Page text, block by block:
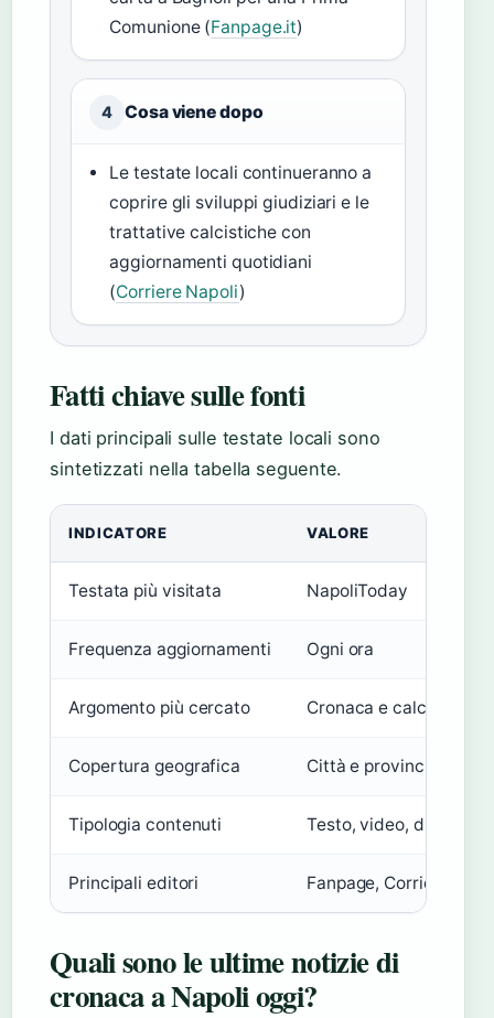
Comunione (Fanpage.it)
4 Cosa viene dopo
Le testate locali continueranno a
coprire gli sviluppi giudiziari e le
trattative calcistiche con
aggiornamenti quotidiani
(Corriere Napoli)
Fatti chiave sulle fonti
I dati principali sulle testate locali sono
sintetizzati nella tabella seguente.
INDICATORE VALORE
Testata più visitata NapoliToday
Frequenza aggiornamenti Ogni ora
Argomento più cercato Cronaca e calcio
Copertura geografica Città e provincia di
Tipologia contenuti Testo, video, dirette
Principali editori Fanpage, Corriere,
Quali sono le ultime notizie di
cronaca a Napoli oggi?